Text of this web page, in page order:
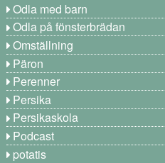
Odla med barn
Odla på fönsterbrädan
Omställning
Päron
Perenner
Persika
Persikaskola
Podcast
potatis